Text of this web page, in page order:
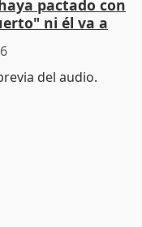
pactado con
ni él va a